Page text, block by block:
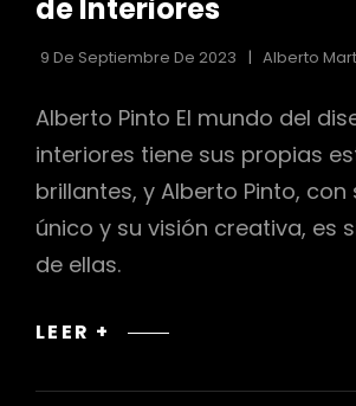
de Interiores
9 De Septiembre De 2023 Alberto
Alberto Pinto El mundo del
interiores tiene sus propias
brillantes, y Alberto Pinto,
único y su visión creativa, es
de ellas.
LEER +
ALBERTO
LUJO